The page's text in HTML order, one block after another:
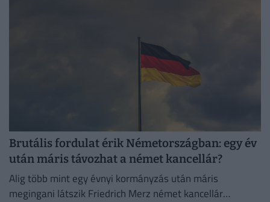
Brutális fordulat érik Németországban: egy év
után máris távozhat a német kancellár?
Alig több mint egy évnyi kormányzás után máris
megingani látszik Friedrich Merz német kancellár